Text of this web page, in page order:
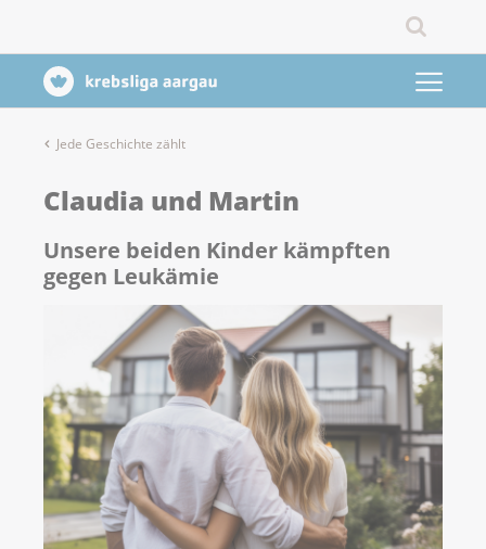
Jede Geschichte zählt
Claudia und Martin
Unsere beiden Kinder kämpften
gegen Leukämie